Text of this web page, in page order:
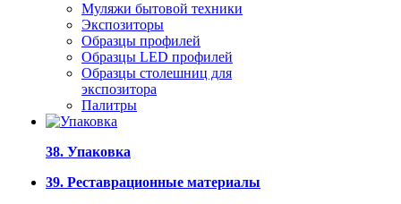
Муляжи бытовой техники
Экспозиторы
Образцы профилей
Образцы LED профилей
Образцы столешниц для
экспозитора
Палитры
38. Упаковка
39. Реставрационные материалы